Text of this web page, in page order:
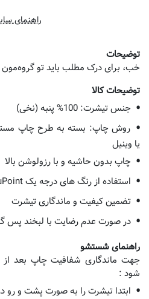
راهنمای
توضیحات
خب، برای درک مطلب باید تو گروه‌مون
توضیحات کالا
جنس تیشرت: 100% پنبه (نخی)
یا وینیل
چاپ بدون حاشیه و با رزولوشن بالا
استفاده از رنگ های درجه یک DuPoint آمریکایی و Kodak ژاپنی
تضمین کیفیت و ماندگاری تیشرت
در صورت عدم رضایت با لبخند پس
راهنمای شستشو
جهت ماندگاری شفافیت چاپ بعد
شود :
ابتدا تیشرت را به صورت پشت و رو